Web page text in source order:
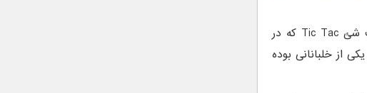
خلبان نیروی دریایی ایالات متحده که در رویداد رویت شئ Tic Tac که در
داشته و یکی از خلبانانی بوده